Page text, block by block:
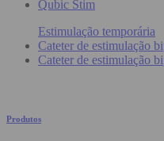
Qubic Stim
Estimulação temporária
Cateter de estimulação
Cateter de estimulação
Produtos